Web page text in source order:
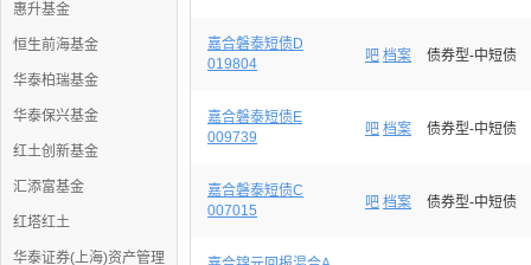
惠升基金
恒生前海基金
华泰柏瑞基金
华泰保兴基金
红土创新基金
汇添富基金
红塔红土
华泰证券(上海)资产管理
嘉合磐泰短债D
019804
吧 档案 债券型-中短债
嘉合磐泰短债E
009739
吧 档案 债券型-中短债
嘉合磐泰短债C
007015
吧 档案 债券型-中短债